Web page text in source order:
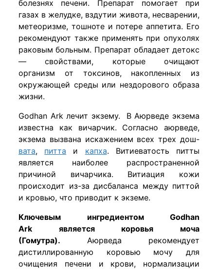
болезнях печени. Препарат помогает при
газах в желудке, вздутии живота, несварении,
метеоризме, тошноте и потере аппетита. Его
рекомендуют также применять при опухолях
раковым больным. Препарат обладает детокс
— свойствами, которые очищают
организм от токсинов, накопленных из
окружающей среды или нездорового образа
жизни.
Godhan Ark лечит экзему. В Аюрведе экзема
известна как вичарчик. Согласно аюрведе,
экзема вызвана искажением всех трех дош-
вата, питта и капха. Витиеватость питты
является наиболее распространенной
причиной вичарчика. Витиация кожи
происходит из-за дисбаланса между питтой
и кровью, что приводит к экземе.
Ключевым ингредиентом Godhan
Ark является коровья моча
(Гомутра). Аюрведа рекомендует
дистиллированную коровью мочу для
очищения печени и крови, нормализации